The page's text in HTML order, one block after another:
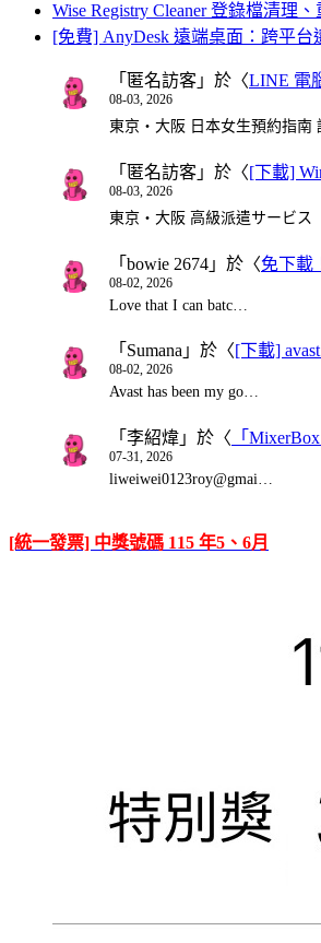
Wise Registry Cleaner 登錄檔清理
[免費] AnyDesk 遠端桌面：跨平台
「 匿名訪客 」於〈LINE 電
08-03, 2026
東京・大阪 日本女生預約指南
「 匿名訪客 」於〈[下載]
08-03, 2026
東京・大阪 高級派遣サービ
「 bowie 2674 」於〈免下載
08-02, 2026
Love that I can batc…
「 Sumana 」於〈[下載]
08-02, 2026
Avast has been my go…
「 李紹煒 」於〈 「
07-31, 2026
liweiwei0123roy@gmai…
[統一發票] 中獎號碼 115 年5、6月